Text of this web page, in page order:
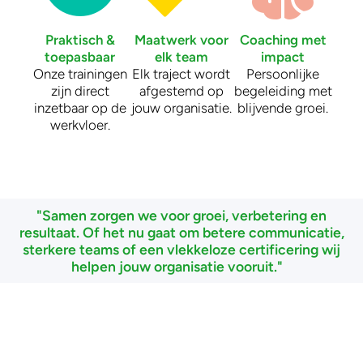
Praktisch &
toepasbaar
Onze trainingen
zijn direct
inzetbaar op de
werkvloer.
Maatwerk voor
elk team
Elk traject wordt
afgestemd op
jouw organisatie.
Coaching met
impact
Persoonlijke
begeleiding met
blijvende groei.
"Samen zorgen we voor groei, verbetering en
resultaat. Of het nu gaat om betere communicatie,
sterkere teams of een vlekkeloze certificering wij
helpen jouw organisatie vooruit."